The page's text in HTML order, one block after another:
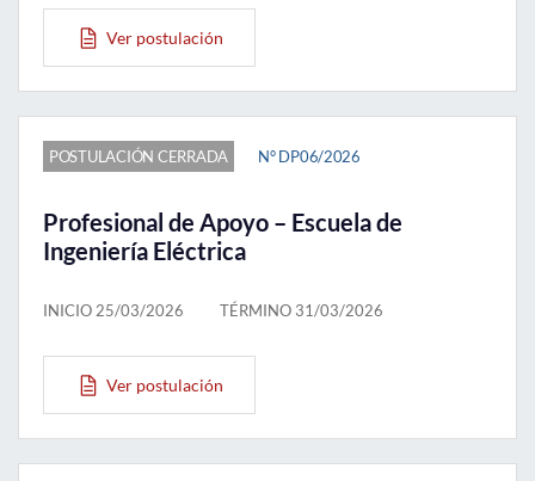
Ver postulación
POSTULACIÓN CERRADA N° DP06/2026
Profesional de Apoyo – Escuela de
Ingeniería Eléctrica
INICIO 25/03/2026 TÉRMINO 31/03/2026
Ver postulación